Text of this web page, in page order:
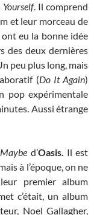
Yourself. Il comprend
et leur morceau de
eu la bonne idée
des deux dernières
peu plus long, mais
(Do It Again)
pop expérimentale
Aussi étrange
d’Oasis. Il est
à l’époque, on ne
premier album
c’était, un album
Noel Gallagher,